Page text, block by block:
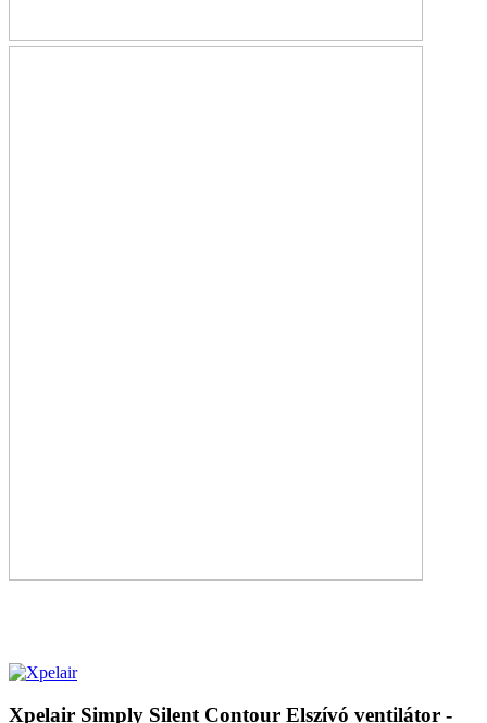
Xpelair Simply Silent Contour Elszívó ventilátor -